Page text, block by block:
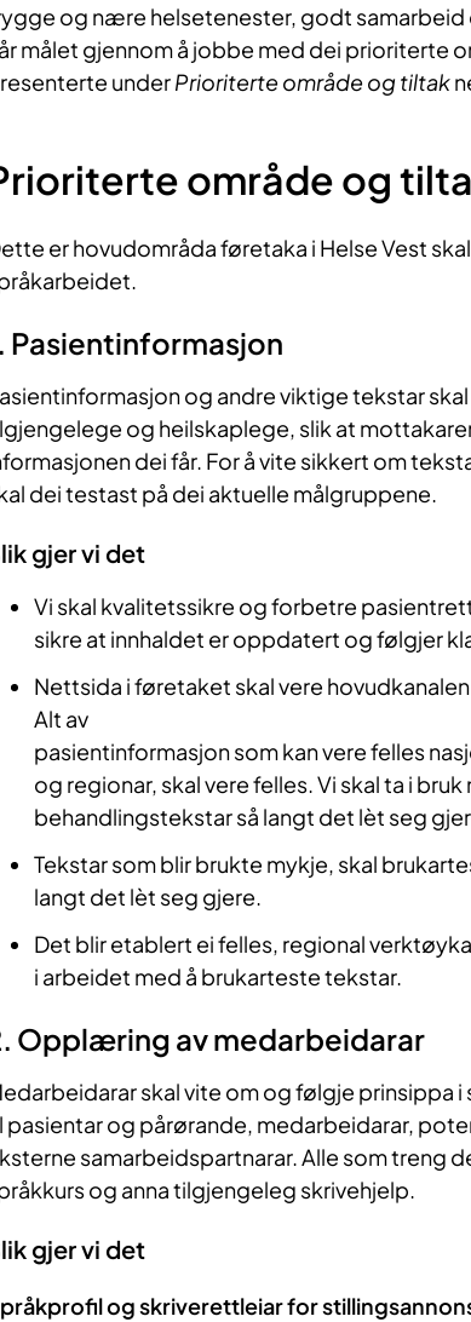
og nære helsetenester, godt samarbeid
målet gjennom å jobbe med dei prioriterte
underPrioriterte område og tiltak
område og
er hovudområda føretaka i Helse Vest
Pasientinformasjon
og andre viktige tekstar
og heilskaplege, slik at
dei får. For å vite sikkert om
dei testast på dei aktuelle målgruppene.
gjer vi det
Vi skal kvalitetssikre og forbetre
sikre at innhaldet er oppdatert og følgjer
Nettsida i føretaket skal vere
Alt av
pasientinformasjon som kan vere felles
og regionar, skal vere felles. Vi skal ta i bruk
behandlingstekstar så langt det lèt seg
Tekstar som blir brukte mykje, skal
langt det lèt seg gjere.
Det blir etablert ei felles, regional
i arbeidet med å brukarteste tekstar.
Opplæring av medarbeidarar
skal vite om og følgje prinsippa i
pasientar og pårørande, medarbeidarar,
samarbeidspartnarar. Alle som treng
og anna tilgjengeleg skrivehjelp.
gjer vi det
og skriverettleiar for